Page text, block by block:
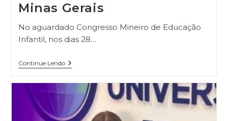
Minas Gerais
No aguardado Congresso Mineiro de Educação
Infantil, nos dias 28…
Continue Lendo